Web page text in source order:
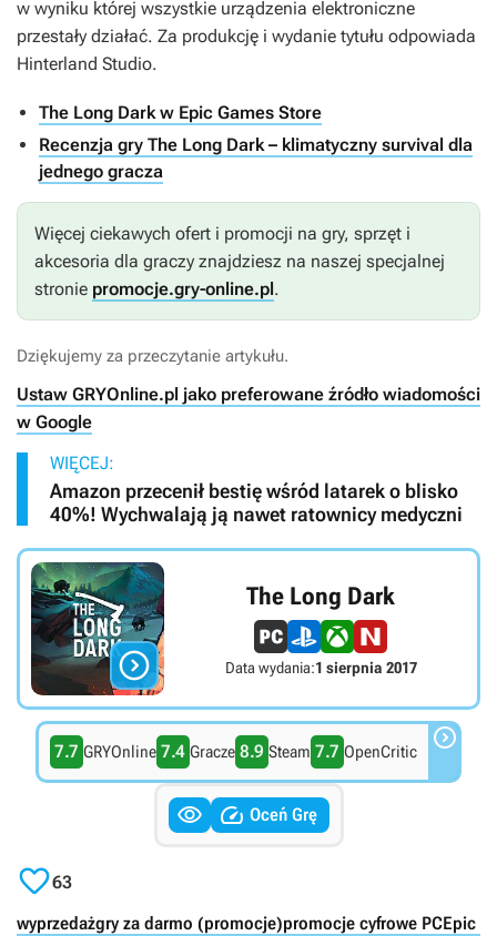
w wyniku której wszystkie urządzenia elektroniczne
przestały działać. Za produkcję i wydanie tytułu odpowiada
Hinterland Studio.
The Long Dark w Epic Games Store
Recenzja gry The Long Dark – klimatyczny survival dla
jednego gracza
Więcej ciekawych ofert i promocji na gry, sprzęt i
akcesoria dla graczy znajdziesz na naszej specjalnej
stronie promocje.gry-online.pl.
Dziękujemy za przeczytanie artykułu.
Ustaw GRYOnline.pl jako preferowane źródło wiadomości
w Google
WIĘCEJ:
Amazon przecenił bestię wśród latarek o blisko
40%! Wychwalają ją nawet ratownicy medyczni

The Long Dark
Data wydania:1 sierpnia 2017
7.7 GRYOnline 7.4 Gracze 8.9 Steam 7.7 OpenCritic 
  Oceń Grę
63
wyprzedażgry za darmo (promocje)promocje cyfrowe PCEpic